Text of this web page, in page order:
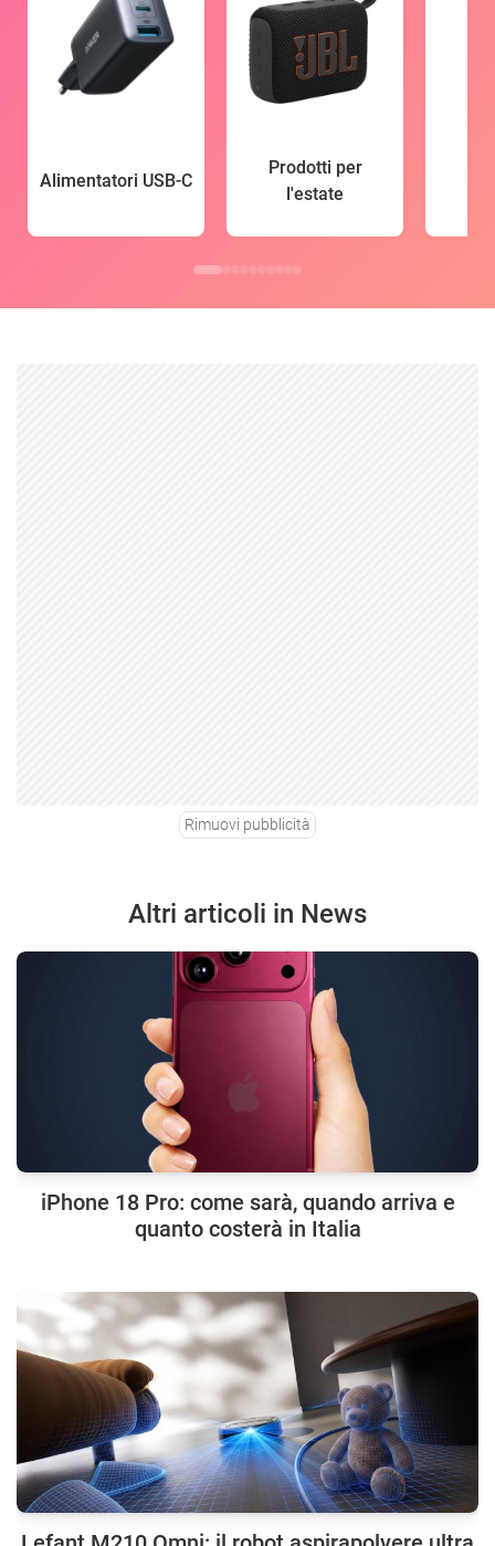
Alimentatori USB-C
Prodotti per
l'estate
Rimuovi pubblicità
Altri articoli in News
iPhone 18 Pro: come sarà, quando arriva e
quanto costerà in Italia